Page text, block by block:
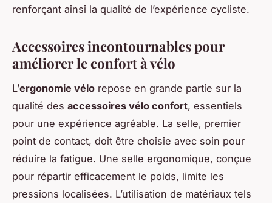
renforçant ainsi la qualité de l’expérience cycliste.
Accessoires incontournables pour
améliorer le confort à vélo
L’ergonomie vélo repose en grande partie sur la
qualité des accessoires vélo confort, essentiels
pour une expérience agréable. La selle, premier
point de contact, doit être choisie avec soin pour
réduire la fatigue. Une selle ergonomique, conçue
pour répartir efficacement le poids, limite les
pressions localisées. L’utilisation de matériaux tels